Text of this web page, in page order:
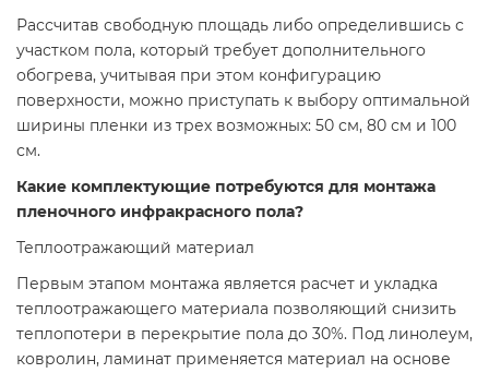
Рассчитав свободную площадь либо определившись с
участком пола, который требует дополнительного
обогрева, учитывая при этом конфигурацию
поверхности, можно приступать к выбору оптимальной
ширины пленки из трех возможных: 50 см, 80 см и 100
см.
Какие комплектующие потребуются для монтажа
пленочного инфракрасного пола?
Теплоотражающий материал
Первым этапом монтажа является расчет и укладка
теплоотражающего материала позволяющий снизить
теплопотери в перекрытие пола до 30%. Под линолеум,
ковролин, ламинат применяется материал на основе